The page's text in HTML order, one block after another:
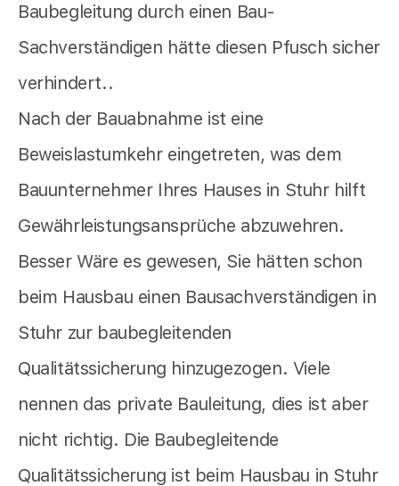
Baubegleitung durch einen Bau-
Sachverständigen hätte diesen Pfusch sicher
verhindert..
Nach der Bauabnahme ist eine
Beweislastumkehr eingetreten, was dem
Bauunternehmer Ihres Hauses in Stuhr hilft
Gewährleistungsansprüche abzuwehren.
Besser Wäre es gewesen, Sie hätten schon
beim Hausbau einen Bausachverständigen in
Stuhr zur baubegleitenden
Qualitätssicherung hinzugezogen. Viele
nennen das private Bauleitung, dies ist aber
nicht richtig. Die Baubegleitende
Qualitätssicherung ist beim Hausbau in Stuhr